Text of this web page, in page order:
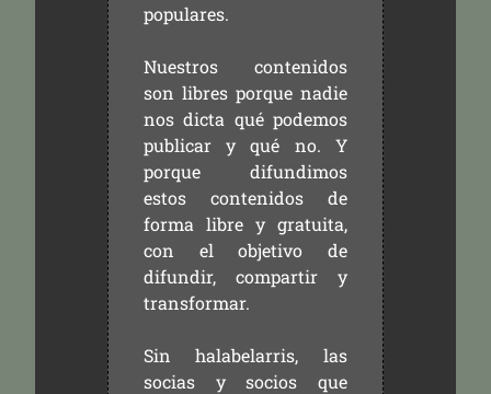
populares.
Nuestros contenidos
son libres porque nadie
nos dicta qué podemos
publicar y qué no. Y
porque difundimos
estos contenidos de
forma libre y gratuita,
con el objetivo de
difundir, compartir y
transformar.
Sin halabelarris, las
socias y socios que